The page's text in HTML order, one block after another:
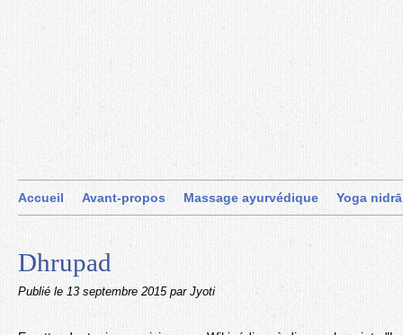
Accueil Avant-propos Massage ayurvédique Yoga nidrā
Dhrupad
Publié le 13 septembre 2015 par Jyoti